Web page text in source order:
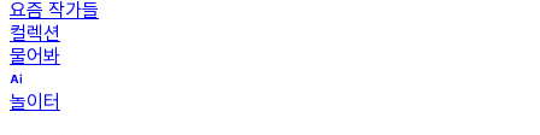
요즘 작가들
컬렉션
물어봐
놀이터